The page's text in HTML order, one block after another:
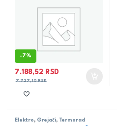
-7%
7.188,52 RSD
7.727,10RSD
Elektro , Grejači, Termorad